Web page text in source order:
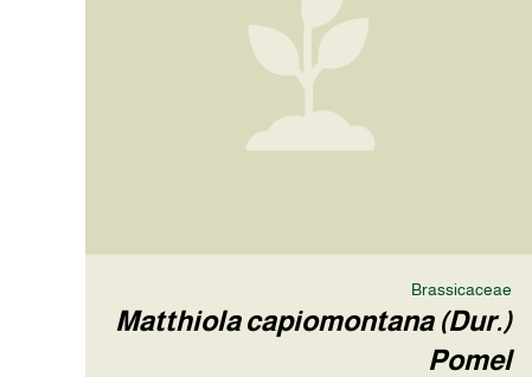
Brassicaceae
Matthiola capiomontana (Dur.)
Pomel